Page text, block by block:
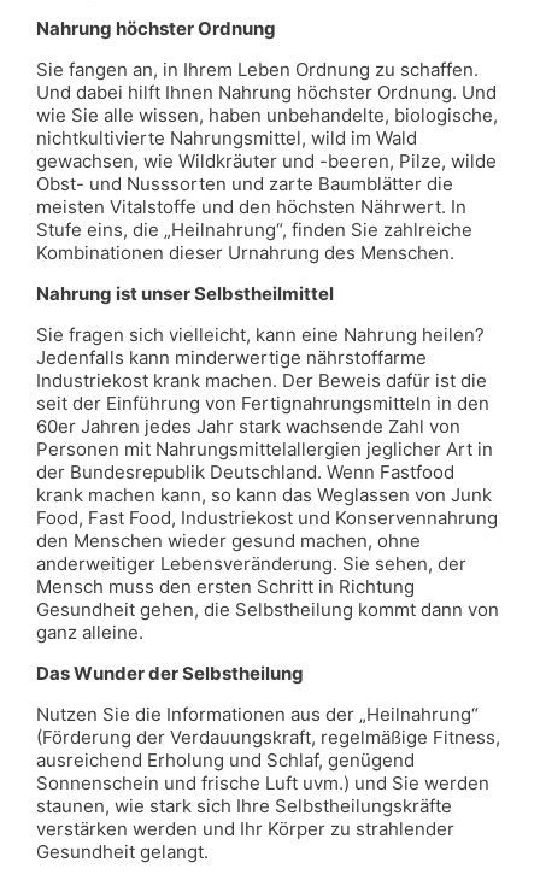
Nahrung höchster Ordnung
Sie fangen an, in Ihrem Leben Ordnung zu schaffen.
Und dabei hilft Ihnen Nahrung höchster Ordnung. Und
wie Sie alle wissen, haben unbehandelte, biologische,
nichtkultivierte Nahrungsmittel, wild im Wald
gewachsen, wie Wildkräuter und -beeren, Pilze, wilde
Obst- und Nusssorten und zarte Baumblätter die
meisten Vitalstoffe und den höchsten Nährwert. In
Stufe eins, die „Heilnahrung“, finden Sie zahlreiche
Kombinationen dieser Urnahrung des Menschen.
Nahrung ist unser Selbstheilmittel
Sie fragen sich vielleicht, kann eine Nahrung heilen?
Jedenfalls kann minderwertige nährstoffarme
Industriekost krank machen. Der Beweis dafür ist die
seit der Einführung von Fertignahrungsmitteln in den
60er Jahren jedes Jahr stark wachsende Zahl von
Personen mit Nahrungsmittelallergien jeglicher Art in
der Bundesrepublik Deutschland. Wenn Fastfood
krank machen kann, so kann das Weglassen von Junk
Food, Fast Food, Industriekost und Konservennahrung
den Menschen wieder gesund machen, ohne
anderweitiger Lebensveränderung. Sie sehen, der
Mensch muss den ersten Schritt in Richtung
Gesundheit gehen, die Selbstheilung kommt dann von
ganz alleine.
Das Wunder der Selbstheilung
Nutzen Sie die Informationen aus der „Heilnahrung“
(Förderung der Verdauungskraft, regelmäßige Fitness,
ausreichend Erholung und Schlaf, genügend
Sonnenschein und frische Luft uvm.) und Sie werden
staunen, wie stark sich Ihre Selbstheilungskräfte
verstärken werden und Ihr Körper zu strahlender
Gesundheit gelangt.